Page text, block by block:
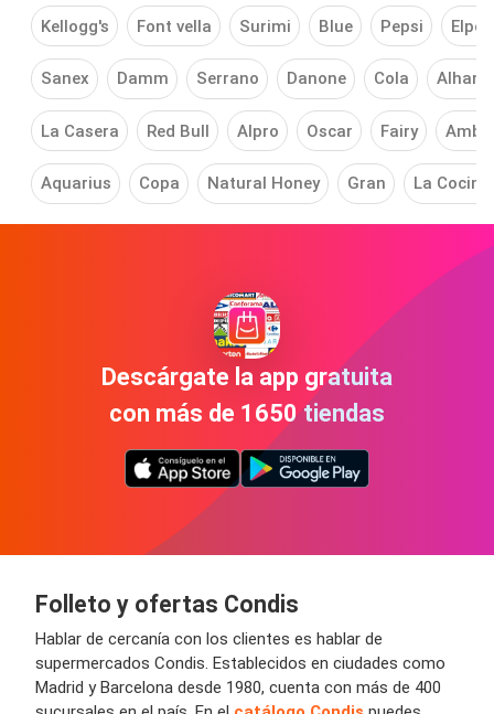
Kellogg's Font vella Surimi Blue Pepsi
Sanex Damm Serrano Danone Cola
La Casera Red Bull Alpro Oscar Fairy
Aquarius Copa Natural Honey Gran La
Descárgate la app gratuita
con más de 1650 tiendas
Folleto y ofertas Condis
Hablar de cercanía con los clientes es hablar de
supermercados Condis. Establecidos en ciudades como
Madrid y Barcelona desde 1980, cuenta con más de 400